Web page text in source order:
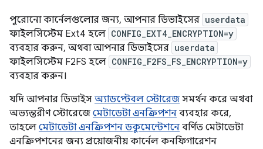
পুরোনো কার্নেলগুলোর জন্য, আপনার ডিভাইসের userdata
ফাইলসিস্টেম Ext4 হলে CONFIG_EXT4_ENCRYPTION=y
ব্যবহার করুন, অথবা আপনার ডিভাইসের userdata
ফাইলসিস্টেম F2FS হলে CONFIG_F2FS_FS_ENCRYPTION=y
ব্যবহার করুন।
যদি আপনার ডিভাইস অ্যাডপ্টেবল স্টোরেজ সমর্থন করে অথবা
অভ্যন্তরীণ স্টোরেজে মেটাডেটা এনক্রিপশন ব্যবহার করে,
তাহলে মেটাডেটা এনক্রিপশন ডকুমেন্টেশনে বর্ণিত মেটাডেটা
এনক্রিপশনের জন্য প্রয়োজনীয় কার্নেল কনফিগারেশন